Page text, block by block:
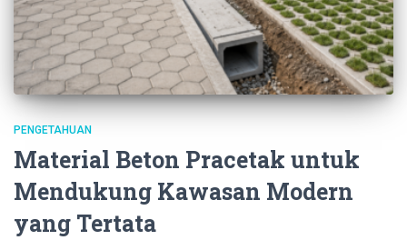
PENGETAHUAN
Material Beton Pracetak untuk
Mendukung Kawasan Modern
yang Tertata